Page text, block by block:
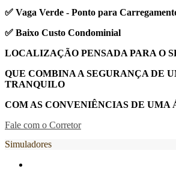
✅ Vaga Verde - Ponto para
✅ Baixo Custo Condominial
LOCALIZAÇÃO PENSADA PARA O
QUE COMBINA A SEGURANÇA DE
TRANQUILO
COM AS CONVENIÊNCIAS DE UMA
Fale com o Corretor
Simuladores